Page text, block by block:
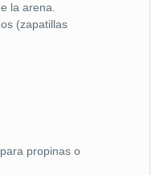
la arena.
(zapatillas
propinas o